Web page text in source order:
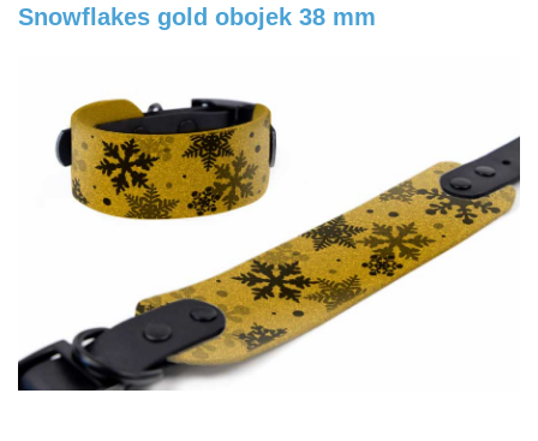
Snowflakes gold obojek 38 mm